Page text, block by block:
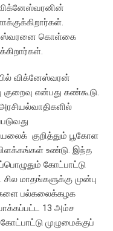
விக்னேஸ்வரனின்
கொள்கை
விக்னேஸ்வரன்
என்பது கண்கூடு.
குறித்தும் பூகோள
உண்டு. இந்த
கோட்பாட்டு
மாதங்களுக்கு முன்பு
பல்கலைக்கழக
13 அம்ச
முழுமைக்குப்